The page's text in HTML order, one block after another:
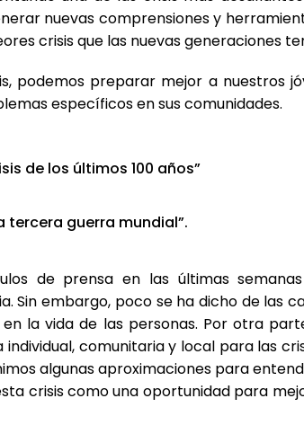
nuevas comprensiones y
crisis que las nuevas generaciones
podemos preparar mejor a nuestros
específicos en sus comunidades.
de los últimos 100 años”
tercera guerra mundial”.
de prensa en las últimas
Sin embargo, poco se ha dicho de las
la vida de las personas. Por otra
comunitaria y local para las
algunas aproximaciones para
crisis como una oportunidad para